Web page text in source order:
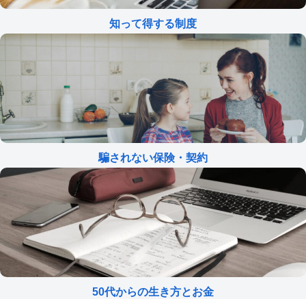
知って得する制度
騙されない保険・契約
50代からの生き方とお金